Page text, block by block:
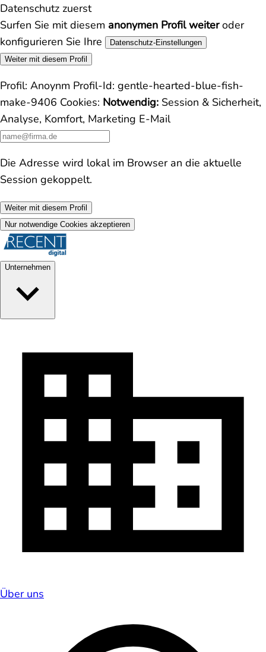
Datenschutz zuerst
Surfen Sie mit diesem anonymen Profil weiteroder
konfigurieren Sie Ihre
Datenschutz-Einstellungen
Weiter mit diesem Profil
Profil: Anoynm Profil-Id: gentle-hearted-blue-fish-
make-9406 Cookies: Notwendig: Session & Sicherheit,
Analyse, Komfort, Marketing E-Mail
Die Adresse wird lokal im Browser an die aktuelle
Session gekoppelt.
Weiter mit diesem Profil
Nur notwendige Cookies akzeptieren
Unternehmen
Über uns